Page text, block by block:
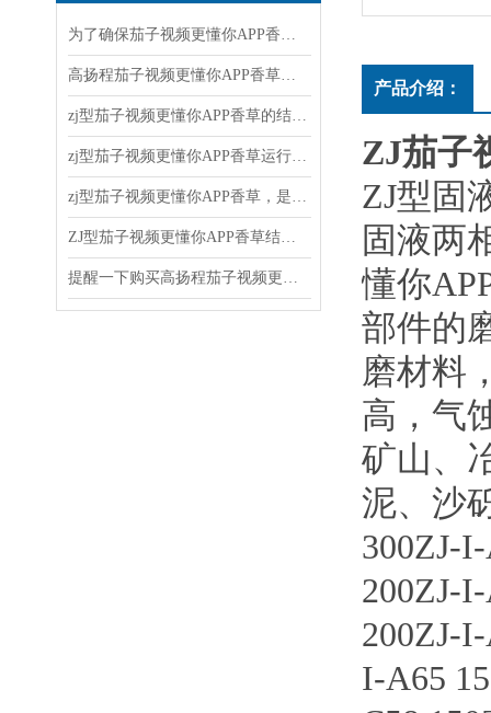
为了确保茄子视频更懂你APP香草的正常运行和延长使用寿命，以下几点需要注意
高扬程茄子视频更懂你APP香草的使用和维护方法
zj型茄子视频更懂你APP香草的结构原理、应用领域和维护保养
zj型茄子视频更懂你APP香草运行后随时注意观察运转情况
zj型茄子视频更懂你APP香草，是新一代节能离心式茄子视频更懂你APP香草
ZJ型茄子视频更懂你APP香草结构和水力设计合理
提醒一下购买高扬程茄子视频更懂你APP香草时还有这些注意事项
产品介绍：
ZJ茄子
ZJ型固
固液两
懂你
部件的磨
磨材料
高
矿山
泥、
300ZJ-
200ZJ-
200ZJ-
I-A65